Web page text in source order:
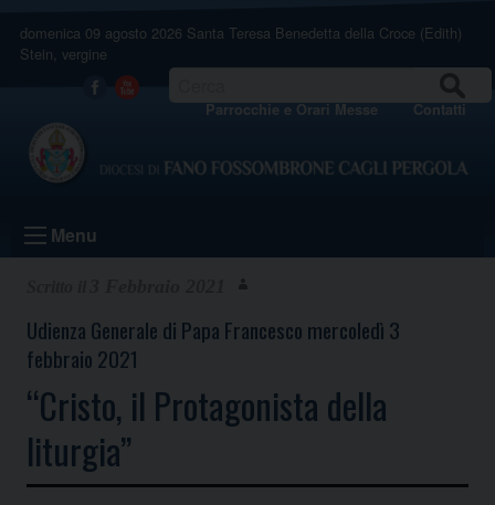
content
domenica 09 agosto 2026 Santa Teresa Benedetta della Croce (Edith)
Stein, vergine
Facebook
Youtube Parrocchie e Orari Messe Contatti
Menu
Udienza Generale di Papa Francesco mercoledì 3
febbraio 2021
“Cristo, il Protagonista della
liturgia”